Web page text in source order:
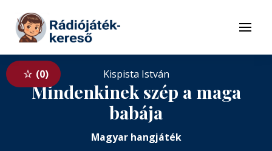
Tovább a tartalomhoz
Menü
0 Kispista István
Mindenkinek szép a maga
babája
Magyar hangjáték